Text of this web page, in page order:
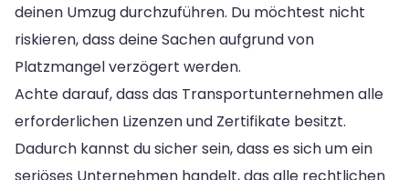
deinen Umzug durchzuführen. Du möchtest nicht
riskieren, dass deine Sachen aufgrund von
Platzmangel verzögert werden.
Achte darauf, dass das Transportunternehmen alle
erforderlichen Lizenzen und Zertifikate besitzt.
Dadurch kannst du sicher sein, dass es sich um ein
seriöses Unternehmen handelt, das alle rechtlichen